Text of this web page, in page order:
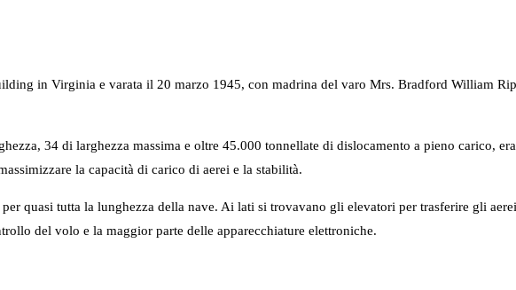
in Virginia e varata il 20 marzo 1945, con madrina del varo Mrs. Bradford William
34 di larghezza massima e oltre 45.000 tonnellate di dislocamento a pieno carico,
la capacità di carico di aerei e la stabilità.
quasi tutta la lunghezza della nave. Ai lati si trovavano gli elevatori per trasferire gli
del volo e la maggior parte delle apparecchiature elettroniche.